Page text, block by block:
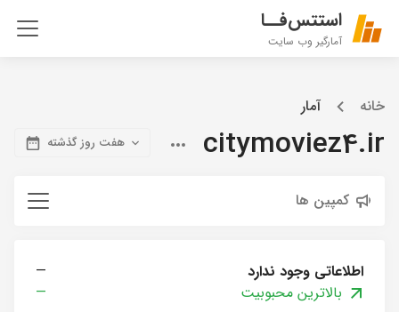
استتس‌فــا
آمارگیر وب سایت
خانه آمار
citymoviez4.ir هفت روز گذشته
کمپین ها
اطلاعاتی وجود ندارد
—
بالاترین محبوبیت
—